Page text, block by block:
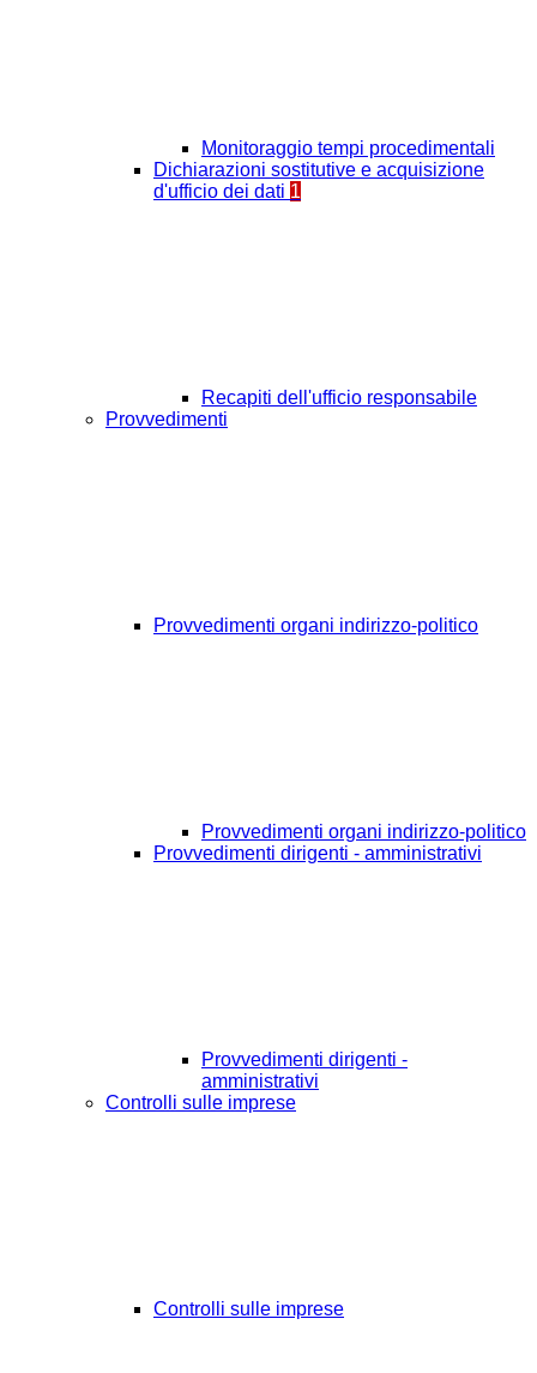
Monitoraggio tempi procedimentali
Dichiarazioni sostitutive e acquisizione
d'ufficio dei dati 1
Recapiti dell'ufficio responsabile
Provvedimenti
Provvedimenti organi indirizzo-politico
Provvedimenti organi indirizzo-politico
Provvedimenti dirigenti - amministrativi
Provvedimenti dirigenti -
amministrativi
Controlli sulle imprese
Controlli sulle imprese